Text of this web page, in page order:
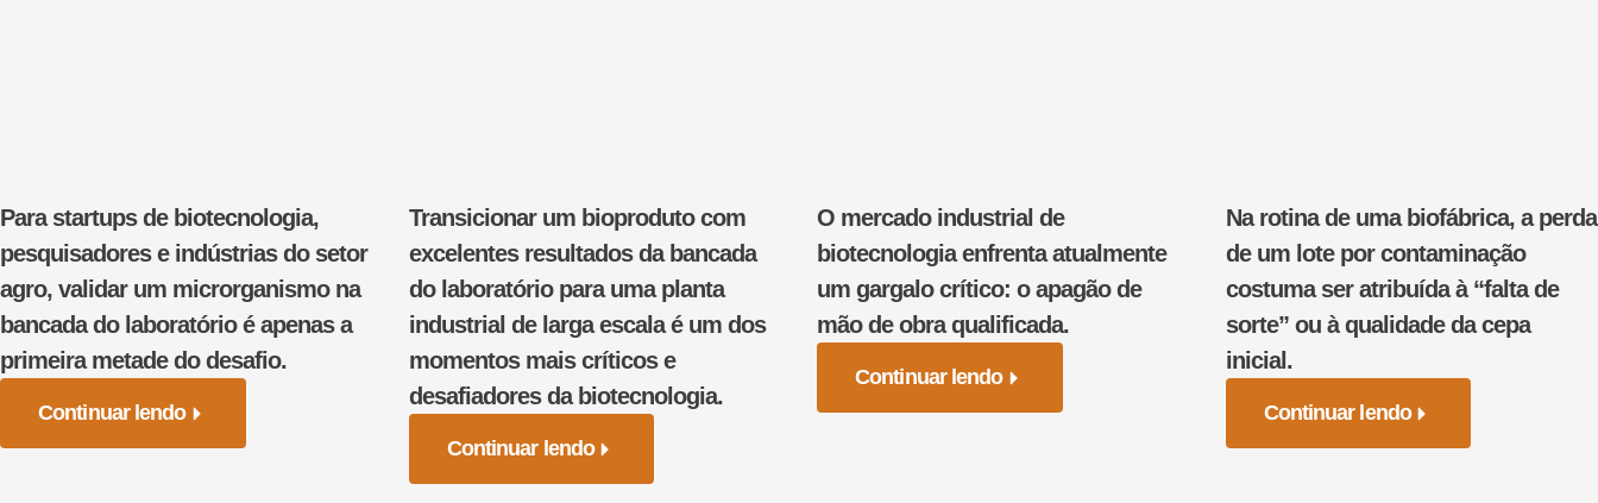
Para startups de biotecnologia,
pesquisadores e indústrias do setor
agro, validar um microrganismo na
bancada do laboratório é apenas a
primeira metade do desafio.
Continuar lendo
Transicionar um bioproduto com
excelentes resultados da bancada
do laboratório para uma planta
industrial de larga escala é um dos
momentos mais críticos e
desafiadores da biotecnologia.
Continuar lendo
O mercado industrial de
biotecnologia enfrenta atualmente
um gargalo crítico: o apagão de
mão de obra qualificada.
Continuar lendo
Na rotina de uma biofábrica, a perda
de um lote por contaminação
costuma ser atribuída à “falta de
sorte” ou à qualidade da cepa
inicial.
Continuar lendo